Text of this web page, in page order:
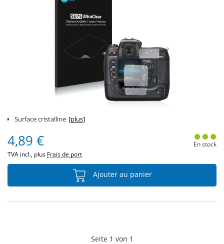
Surface cristalline [plus]
4,89 €
TVA incl., plus Frais de port
En stock
Ajouter au panier
Seite 1 von 1